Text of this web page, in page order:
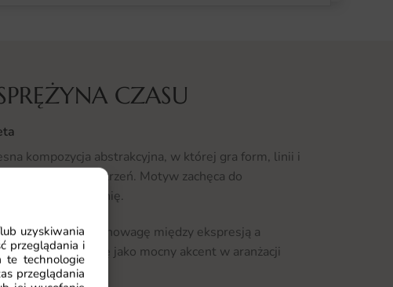
uzyskiwania
przeglądania i
te technologie
przeglądania
CZASU
kompozycja abstrakcyjna, w której gra form, linii i
intrygującą przestrzeń. Motyw zachęca do
wyobraźnię.
z dbałością o równowagę między ekspresją a
sprawdza się jako mocny akcent w aranżacji